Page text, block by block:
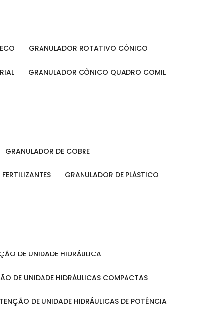
GRANULADOR ROTATIVO CÔNICO
GRANULADOR CÔNICO QUADRO COMIL
GRANULADOR DE COBRE
FERTILIZANTES GRANULADOR DE PLÁSTICO
DE UNIDADE HIDRÁULICA
DE UNIDADE HIDRÁULICAS COMPACTAS
DE UNIDADE HIDRÁULICAS DE POTÊNCIA